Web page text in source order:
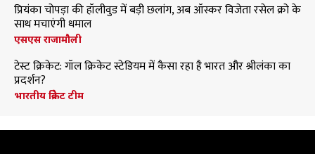
प्रियंका चोपड़ा की हॉलीवुड में बड़ी छलांग, अब ऑस्कर विजेता रसेल क्रो के
साथ मचाएंगी धमाल
एसएस राजामौली
टेस्ट क्रिकेट: गॉल क्रिकेट स्टेडियम में कैसा रहा है भारत और श्रीलंका का
प्रदर्शन?
भारतीय क्रिकेट टीम